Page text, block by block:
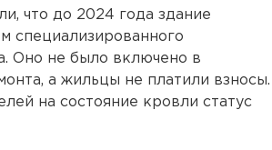
что до 2024 года здание
специализированного
Оно не было включено в
а жильцы не платили взносы.
на состояние кровли статус